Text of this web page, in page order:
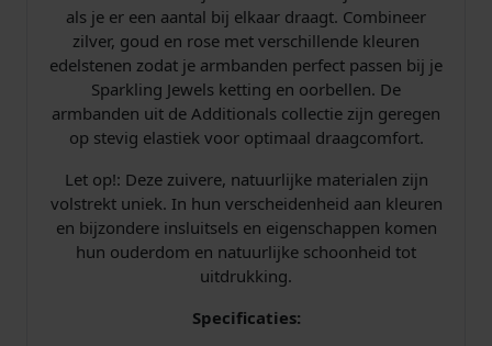
als je er een aantal bij elkaar draagt. Combineer
zilver, goud en rose met verschillende kleuren
edelstenen zodat je armbanden perfect passen bij je
Sparkling Jewels ketting en oorbellen. De
armbanden uit de Additionals collectie zijn geregen
op stevig elastiek voor optimaal draagcomfort.
Let op!: Deze zuivere, natuurlijke materialen zijn
volstrekt uniek. In hun verscheidenheid aan kleuren
en bijzondere insluitsels en eigenschappen komen
hun ouderdom en natuurlijke schoonheid tot
uitdrukking.
Specificaties: